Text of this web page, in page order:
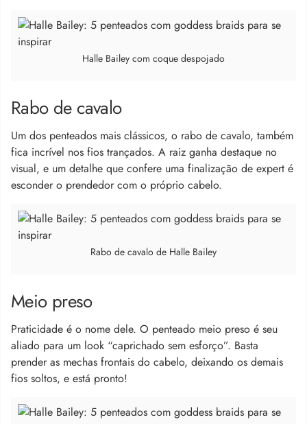
Halle Bailey com coque despojado
Rabo de cavalo
Um dos penteados mais clássicos, o rabo de cavalo, também
fica incrível nos fios trançados. A raiz ganha destaque no
visual, e um detalhe que confere uma finalização de expert é
esconder o prendedor com o próprio cabelo.
Rabo de cavalo de Halle Bailey
Meio preso
Praticidade é o nome dele. O penteado meio preso é seu
aliado para um look “caprichado sem esforço”. Basta
prender as mechas frontais do cabelo, deixando os demais
fios soltos, e está pronto!